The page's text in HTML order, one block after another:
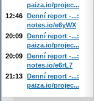
paiza.io/projec...
12:46 Denní report -...:
notes.io/e6yWX
20:09 Denní report -...:
paiza.io/projec...
20:09 Denní report -...:
notes.io/e6rL7
21:13 Denní report -...:
paiza.io/projec...